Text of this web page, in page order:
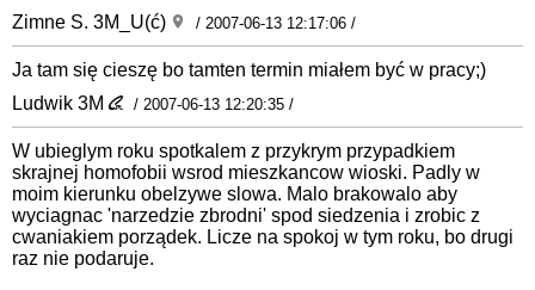
Zimne S. 3M_U(ć)
/ 2007-06-13 12:17:06 /
Ja tam się cieszę bo tamten termin miałem być w pracy;)
Ludwik 3M
/ 2007-06-13 12:20:35 /
W ubieglym roku spotkalem z przykrym przypadkiem
skrajnej homofobii wsrod mieszkancow wioski. Padly w
moim kierunku obelzywe slowa. Malo brakowalo aby
wyciagnac 'narzedzie zbrodni' spod siedzenia i zrobic z
cwaniakiem porządek. Licze na spokoj w tym roku, bo drugi
raz nie podaruje.